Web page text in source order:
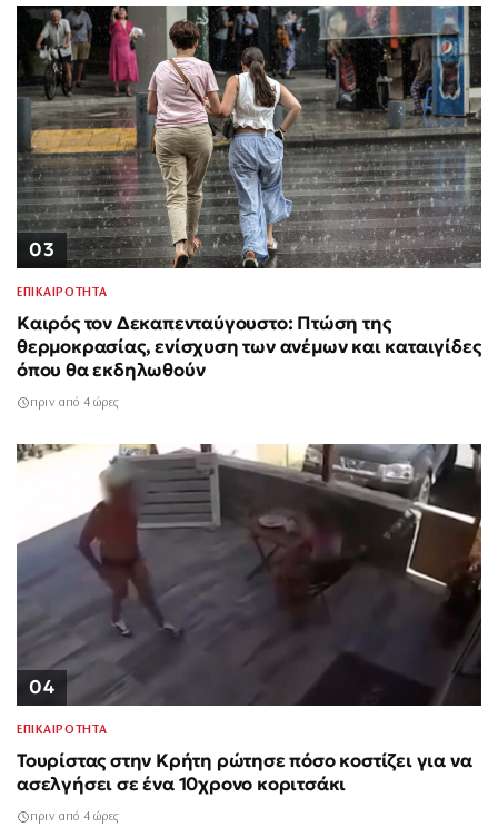
03
ΕΠΙΚΑΙΡΟΤΗΤΑ
Καιρός τον Δεκαπενταύγουστο: Πτώση της
θερμοκρασίας, ενίσχυση των ανέμων και καταιγίδες
όπου θα εκδηλωθούν
πριν από 4 ώρες
04
ΕΠΙΚΑΙΡΟΤΗΤΑ
Τουρίστας στην Κρήτη ρώτησε πόσο κοστίζει για να
ασελγήσει σε ένα 10χρονο κοριτσάκι
πριν από 4 ώρες